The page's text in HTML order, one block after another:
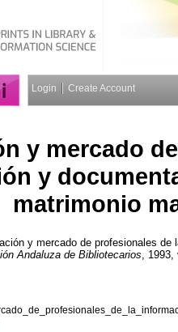
Login Create Account
y mercado
y
matrimonio
y mercado de profesionales
Andaluza de Bibliotecarios ,